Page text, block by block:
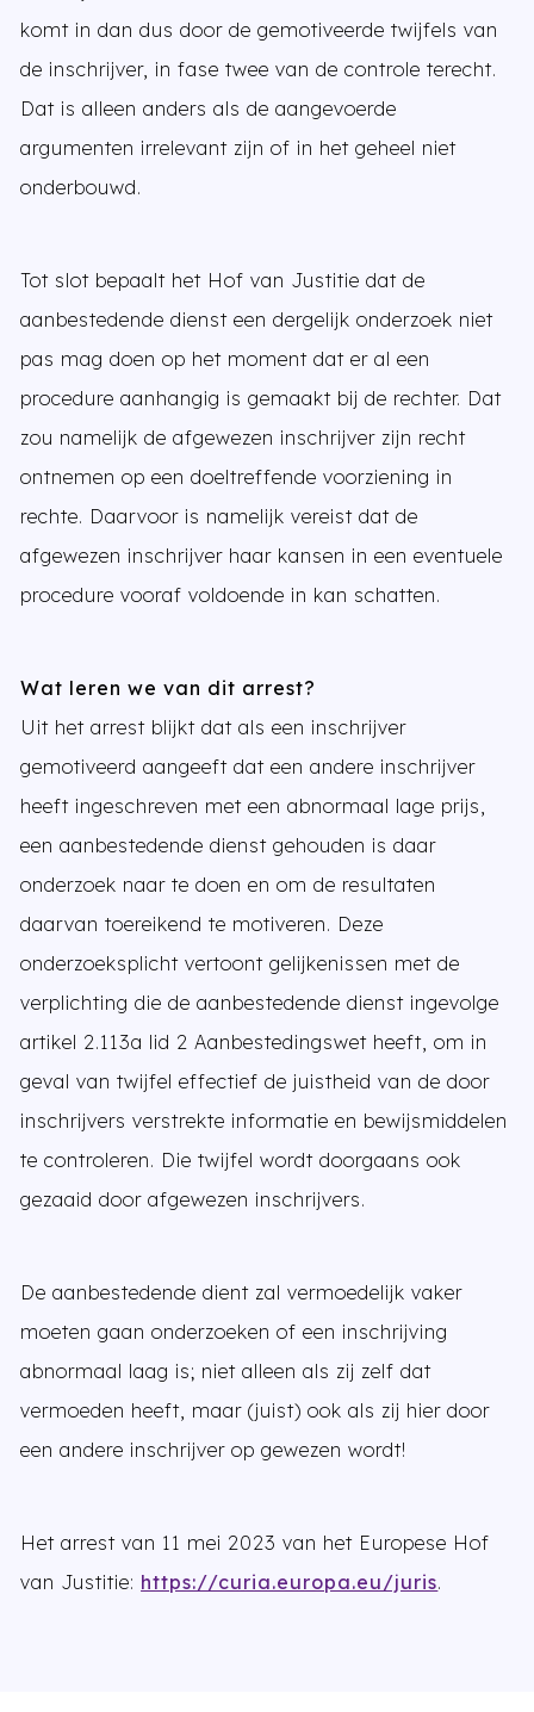
komt in dan dus door de gemotiveerde twijfels van
de inschrijver, in fase twee van de controle terecht.
Dat is alleen anders als de aangevoerde
argumenten irrelevant zijn of in het geheel niet
onderbouwd.
Tot slot bepaalt het Hof van Justitie dat de
aanbestedende dienst een dergelijk onderzoek niet
pas mag doen op het moment dat er al een
procedure aanhangig is gemaakt bij de rechter. Dat
zou namelijk de afgewezen inschrijver zijn recht
ontnemen op een doeltreffende voorziening in
rechte. Daarvoor is namelijk vereist dat de
afgewezen inschrijver haar kansen in een eventuele
procedure vooraf voldoende in kan schatten.
Wat leren we van dit arrest?
Uit het arrest blijkt dat als een inschrijver
gemotiveerd aangeeft dat een andere inschrijver
heeft ingeschreven met een abnormaal lage prijs,
een aanbestedende dienst gehouden is daar
onderzoek naar te doen en om de resultaten
daarvan toereikend te motiveren. Deze
onderzoeksplicht vertoont gelijkenissen met de
verplichting die de aanbestedende dienst ingevolge
artikel 2.113a lid 2 Aanbestedingswet heeft, om in
geval van twijfel effectief de juistheid van de door
inschrijvers verstrekte informatie en bewijsmiddelen
te controleren. Die twijfel wordt doorgaans ook
gezaaid door afgewezen inschrijvers.
De aanbestedende dient zal vermoedelijk vaker
moeten gaan onderzoeken of een inschrijving
abnormaal laag is; niet alleen als zij zelf dat
vermoeden heeft, maar (juist) ook als zij hier door
een andere inschrijver op gewezen wordt!
Het arrest van 11 mei 2023 van het Europese Hof
van Justitie: https://curia.europa.eu/juris.